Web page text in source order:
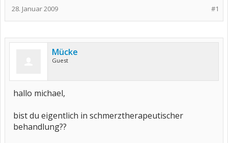
#1
28. Januar 2009
Mücke
Guest
hallo michael,
bist du eigentlich in schmerztherapeutischer
behandlung??